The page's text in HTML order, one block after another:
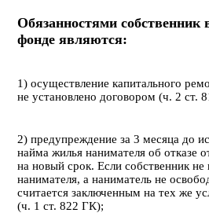
Обязанностями
фонде являются:
1) осуществление капитального
не установлено договором (ч. 2 ст.
2) предупреждение за 3 месяца до
найма жилья нанимателя об отказе
на новый срок. Если собственник не
нанимателя, а наниматель не
считается заключенным на тех же
(ч. 1 ст. 822 ГК);